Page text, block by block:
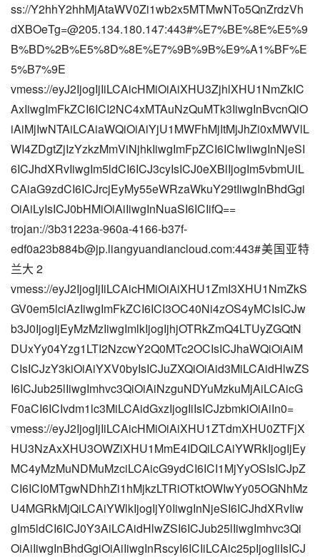
ss://Y2hhY2hhMjAtaWV0Zi1wb2x5MTMwNTo5QnZrdzVh
dXBOeTg=@205.134.180.147:443#%E7%BE%8E%E5%9
B%BD%2B%E5%8D%8E%E7%9B%9B%E9%A1%BF%E
5%B7%9E
vmess://eyJ2IjogIjIiLCAicHMiOiAiXHU3ZjhlXHU1NmZkIC
AxIiwgImFkZCI6ICI2NC4xMTAuNzQuMTk3IiwgInBvcnQiO
iAiMjIwNTAiLCAiaWQiOiAiYjU1MWFhMjItMjJhZi0xMWVlL
WI4ZDgtZjIzYzkzMmViNjhkIiwgImFpZCI6ICIwIiwgInNjeSI
6ICJhdXRvIiwgIm5ldCI6ICJ3cyIsICJ0eXBlIjogIm5vbmUiL
CAiaG9zdCI6ICJrcjEyMy55eWRzaWkuY29tIiwgInBhdGgi
OiAiLyIsICJ0bHMiOiAiIiwgInNuaSI6ICIifQ==
trojan://3b31223a-960a-4166-b37f-
edf0a23b884b@jp.liangyuandiancloud.com:443#美国亚特
兰大 2
vmess://eyJ2IjogIjIiLCAicHMiOiAiXHU1ZmI3XHU1NmZkS
GV0em5lciAzIiwgImFkZCI6ICI3OC40Ni4zOS4yMCIsICJw
b3J0IjogIjEyMzMzIiwgImlkIjogIjhjOTRkZmQ4LTUyZGQtN
DUxYy04Yzg1LTI2NzcwY2Q0MTc2OCIsICJhaWQiOiAiM
CIsICJzY3kiOiAiYXV0byIsICJuZXQiOiAid3MiLCAidHlwZS
I6ICJub25lIiwgImhvc3QiOiAiNzguNDYuMzkuMjAiLCAicG
F0aCI6ICIvdm1lc3MiLCAidGxzIjogIiIsICJzbmkiOiAiIn0=
vmess://eyJ2IjogIjIiLCAicHMiOiAiXHU1ZTdmXHU0ZTFjX
HU3NzAxXHU3OWZiXHU1MmE4IDQiLCAiYWRkIjogIjEy
MC4yMzMuNDMuMzciLCAicG9ydCI6ICI1MjYyOSIsICJpZ
CI6ICI0MTgwNDhhZi1hMjkzLTRiOTktOWIwYy05OGNhMz
U4MGRkMjQiLCAiYWlkIjogIjY0IiwgInNjeSI6ICJhdXRvIiw
gIm5ldCI6ICJ0Y3AiLCAidHlwZSI6ICJub25lIiwgImhvc3Qi
OiAiIiwgInBhdGgiOiAiIiwgInRscyI6ICIiLCAic25pIjogIiIsICJ